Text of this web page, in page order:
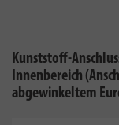
Kunststoff-
Innenbereich
abgewinkeltem